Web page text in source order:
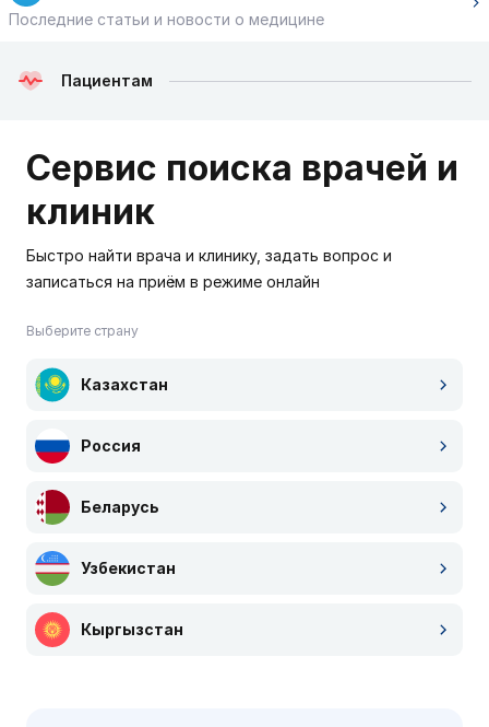
Последние статьи и новости о медицине
Пациентам
Сервис поиска врачей и
клиник
Быстро найти врача и клинику, задать вопрос и
записаться на приём в режиме онлайн
Выберите страну
Казахстан
Россия
Беларусь
Узбекистан
Кыргызстан